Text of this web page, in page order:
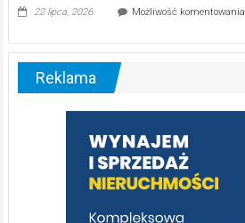
22 lipca, 2026 Możliwość komentowania
Reklama